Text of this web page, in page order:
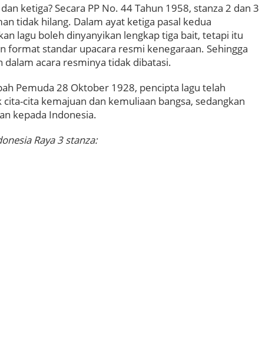
ketiga? Secara PP No. 44 Tahun 1958, stanza 2 dan 3
tidak hilang. Dalam ayat ketiga pasal kedua
lagu boleh dinyanyikan lengkap tiga bait, tetapi itu
standar upacara resmi kenegaraan. Sehingga
dalam acara resminya tidak dibatasi.
Pemuda 28 Oktober 1928, pencipta lagu telah
cita kemajuan dan kemuliaan bangsa, sedangkan
kepada Indonesia.
Raya 3 stanza: